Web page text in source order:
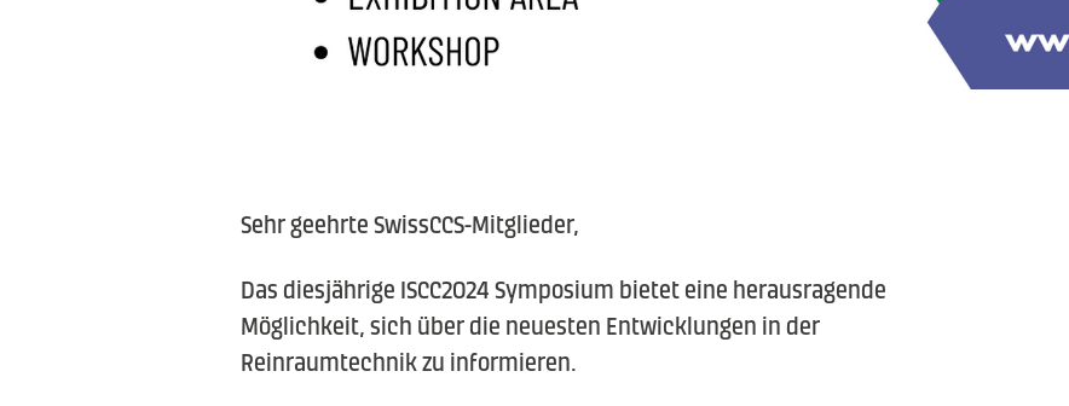
Sehr geehrte SwissCCS-Mitglieder,
Das diesjährige ISCC2024 Symposium bietet eine herausragende
Möglichkeit, sich über die neuesten Entwicklungen in der
Reinraumtechnik zu informieren.